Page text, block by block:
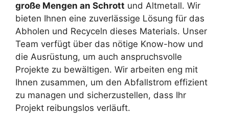
große Mengen an Schrott und Altmetall. Wir
bieten Ihnen eine zuverlässige Lösung für das
Abholen und Recyceln dieses Materials. Unser
Team verfügt über das nötige Know-how und
die Ausrüstung, um auch anspruchsvolle
Projekte zu bewältigen. Wir arbeiten eng mit
Ihnen zusammen, um den Abfallstrom effizient
zu managen und sicherzustellen, dass Ihr
Projekt reibungslos verläuft.